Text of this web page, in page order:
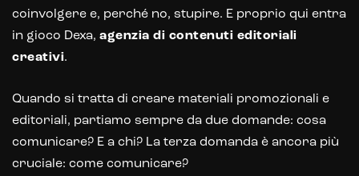
coinvolgere e, perché no, stupire. E proprio qui entra
in gioco Dexa, agenzia di contenuti editoriali
creativi.
Quando si tratta di creare materiali promozionali e
editoriali, partiamo sempre da due domande: cosa
comunicare? E a chi? La terza domanda è ancora più
cruciale: come comunicare?